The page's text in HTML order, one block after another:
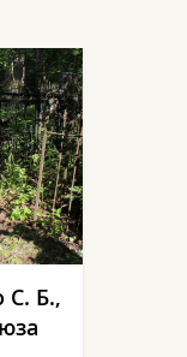
С. Б.,